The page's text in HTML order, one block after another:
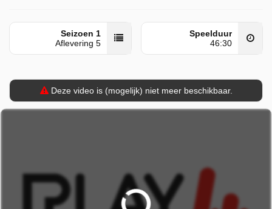
Seizoen 1
Aflevering 5
Speelduur
46:30
Deze video is (mogelijk) niet meer beschikbaar.